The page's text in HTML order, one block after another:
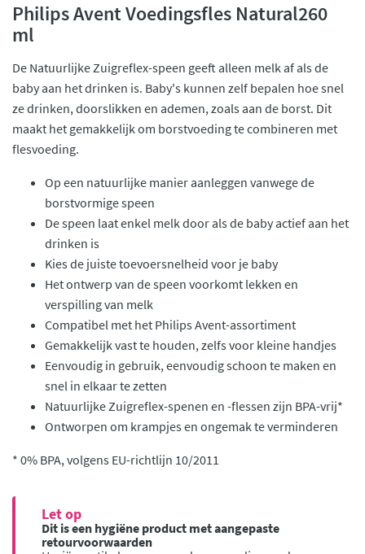
Philips Avent Voedingsfles Natural260
ml
De Natuurlijke Zuigreflex-speen geeft alleen melk af als de
baby aan het drinken is. Baby's kunnen zelf bepalen hoe snel
ze drinken, doorslikken en ademen, zoals aan de borst. Dit
maakt het gemakkelijk om borstvoeding te combineren met
flesvoeding.
Op een natuurlijke manier aanleggen vanwege de
borstvormige speen
De speen laat enkel melk door als de baby actief aan het
drinken is
Kies de juiste toevoersnelheid voor je baby
Het ontwerp van de speen voorkomt lekken en
verspilling van melk
Compatibel met het Philips Avent-assortiment
Gemakkelijk vast te houden, zelfs voor kleine handjes
Eenvoudig in gebruik, eenvoudig schoon te maken en
snel in elkaar te zetten
Natuurlijke Zuigreflex-spenen en -flessen zijn BPA-vrij*
Ontworpen om krampjes en ongemak te verminderen
* 0% BPA, volgens EU-richtlijn 10/2011
Let op
Dit is een hygiëne product met aangepaste
retourvoorwaarden